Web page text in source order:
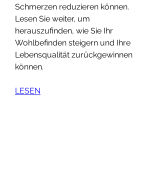
Schmerzen reduzieren können.
Lesen Sie weiter, um
herauszufinden, wie Sie Ihr
Wohlbefinden steigern und Ihre
Lebensqualität zurückgewinnen
können.
LESEN